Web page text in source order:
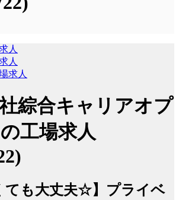
人
人
求人
綜合キャリアオプ
工場求人
ても大丈夫☆】プライベ